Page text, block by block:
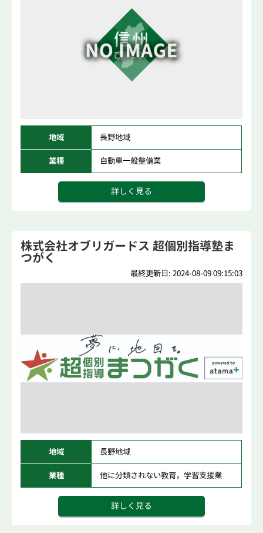
地域 長野地域
業種 自動車一般整備業
詳しく見る
株式会社オブリガードス 超個別指導塾ま
つがく
最終更新日: 2024-08-09 09:15:03
地域 長野地域
業種 他に分類されない教育，学習支援業
詳しく見る